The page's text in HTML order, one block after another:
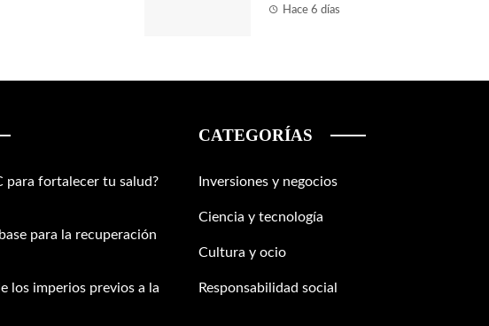
Hace 6 días
para fortalecer tu salud?
para la recuperación
los imperios previos a la
CATEGORÍAS
Inversiones y negocios
Ciencia y tecnología
Cultura y ocio
Responsabilidad social